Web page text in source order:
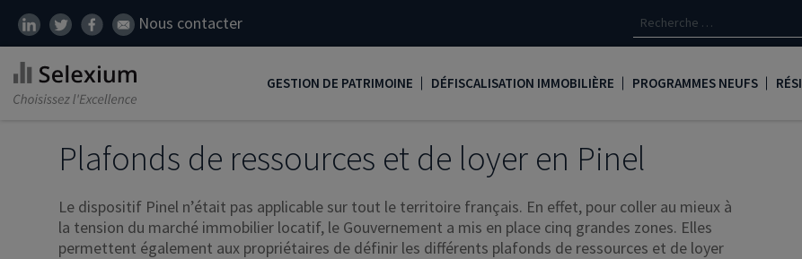
Nous contacter
GESTION DE PATRIMOINE
Réduire ses impôts
Préparer sa retraite
Transmission de patrimoine
DÉFISCALISATION IMMOBILIÈRE
Dispositif Jeanbrun
LMNP
Logement locatif intermédiaire
PROGRAMMES NEUFS
Appartements neufs à Toulouse
Appartements neufs à
Appartements neufs à Marseille
Plafonds de ressources et de loyer en Pinel
Le dispositif Pinel n’était pas applicable sur tout le territoire français. En effet, pour coller au mieux à
la tension du marché immobilier locatif, le Gouvernement a mis en place cinq grandes zones. Elles
permettent également aux propriétaires de définir les différents plafonds de ressources et de loyer